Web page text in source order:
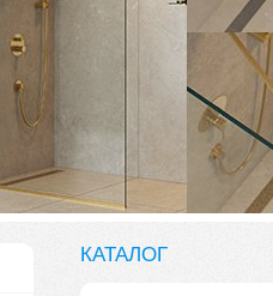
КАТАЛОГ